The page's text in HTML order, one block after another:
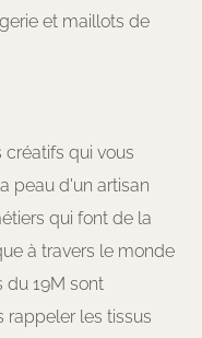
et maillots de
qui vous
peau d'un artisan
qui font de la
à travers le monde
du 19M sont
rappeler les tissus